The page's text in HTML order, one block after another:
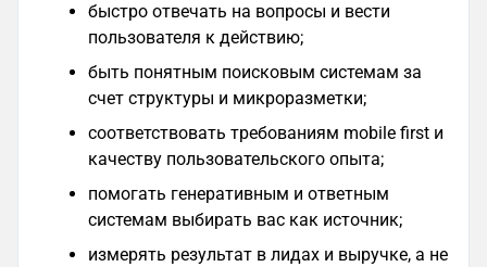
быстро отвечать на вопросы и вести
пользователя к действию;
быть понятным поисковым системам за
счет структуры и микроразметки;
соответствовать требованиям mobile first и
качеству пользовательского опыта;
помогать генеративным и ответным
системам выбирать вас как источник;
измерять результат в лидах и выручке, а не